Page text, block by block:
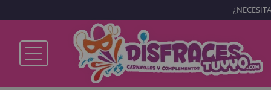
Ya soy cliente